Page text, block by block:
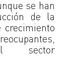
se han
de la
crecimiento
sector